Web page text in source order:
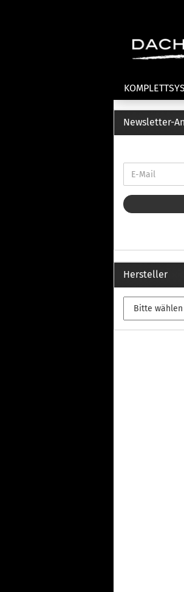
E-Bike
Newsletter-
Hersteller